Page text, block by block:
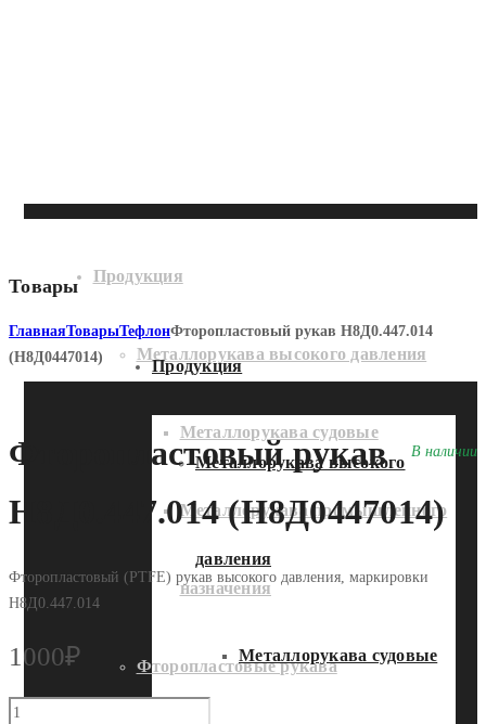
Продукция
Металлорукава высокого давления
Металлорукава судовые
Металлорукава промышленного
назначения
Фторопластовые рукава
Продукция
Металлорукава высокого
давления
Металлорукава судовые
Товары
ГлавнаяТоварыТефлонФторопластовый рукав Н8Д0.447.014
(Н8Д0447014)
В наличии
Фторопластовый рукав
Н8Д0.447.014 (Н8Д0447014)
Фторопластовый (PTFE) рукав высокого давления, маркировки
Н8Д0.447.014
1000₽
Количество